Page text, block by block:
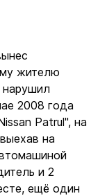
жителю
2008 года
Patrul", на
на
и 2
ещё один